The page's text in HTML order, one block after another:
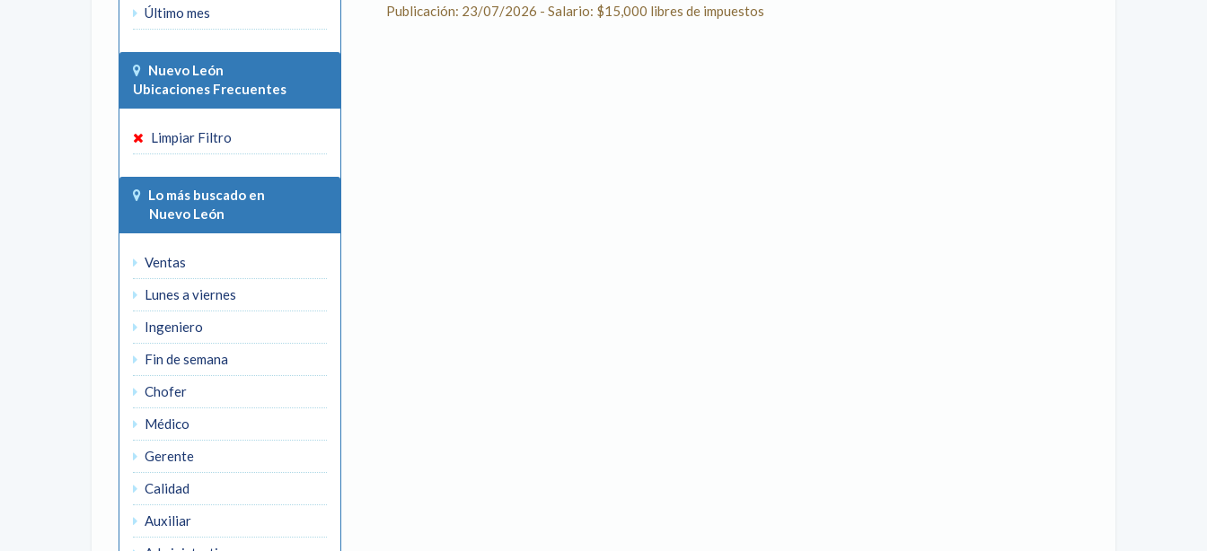
Último mes
Nuevo León
Ubicaciones Frecuentes
Limpiar Filtro
Lo más buscado en
Nuevo León
Ventas
Lunes a viernes
Ingeniero
Fin de semana
Chofer
Médico
Gerente
Calidad
Auxiliar
Publicación: 23/07/2026 - Salario: $15,000 libres de impuestos